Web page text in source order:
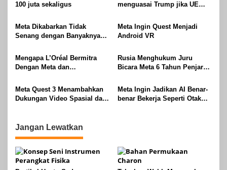
100 juta sekaligus
menguasai Trump jika UE
Meta Dikabarkan Tidak
Senang dengan Banyaknya
VR-nya
Meta Ingin Quest Menjadi
Android VR
Mengapa L’Oréal Bermitra
Dengan Meta dan
Rusia Menghukum Juru
Bicara Meta 6 Tahun Penjara
Terorisme’
Meta Quest 3 Menambahkan
Dukungan Video Spasial dan
Meta Ingin Jadikan AI Benar-
benar Bekerja Seperti Otak
Jangan Lewatkan